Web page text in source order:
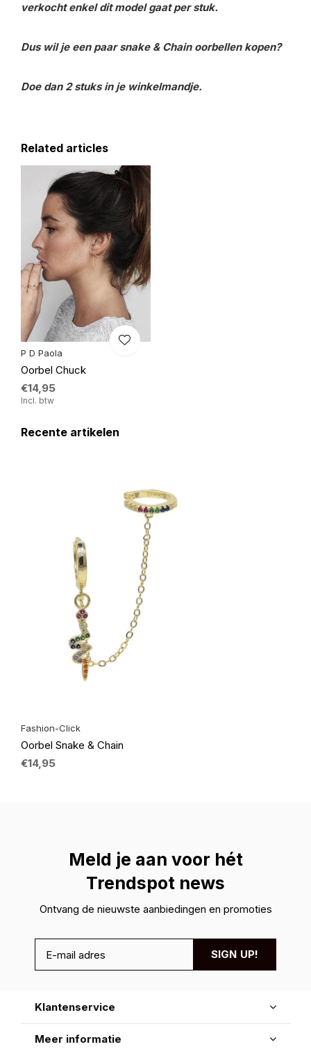
verkocht enkel dit model gaat per stuk.
Dus wil je een paar snake & Chain oorbellen kopen?
Doe dan 2 stuks in je winkelmandje.
Related articles
P D Paola
Oorbel Chuck
€14,95
Incl. btw
Recente artikelen
Fashion-Click
Oorbel Snake & Chain
€14,95
Meld je aan voor hét
Trendspot news
Ontvang de nieuwste aanbiedingen en promoties
SIGN UP!
Klantenservice
Meer informatie